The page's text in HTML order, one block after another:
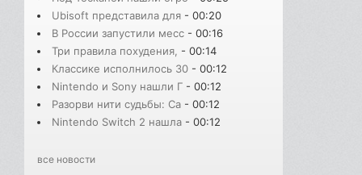
Ubisoft представила для - 00:20
В России запустили месс - 00:16
Три правила похудения, - 00:14
Классике исполнилось 30 - 00:12
Nintendo и Sony нашли Г - 00:12
Разорви нити судьбы: Сa - 00:12
Nintendo Switch 2 нашла - 00:12
все новости